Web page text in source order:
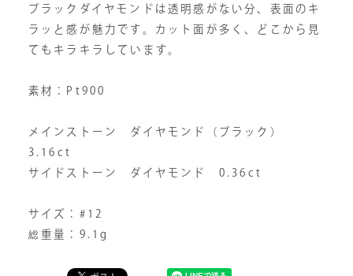
ブラックダイヤモンドは透明感がない分、表面のキ
ラッと感が魅力です。カット面が多く、どこから見
てもキラキラしています。
素材：Pt900
メインストーン ダイヤモンド（ブラック）
3.16ct
サイドストーン ダイヤモンド 0.36ct
サイズ：#12
総重量：9.1g